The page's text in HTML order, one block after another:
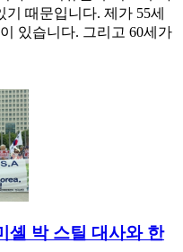
때문입니다. 제가 55세
있습니다. 그리고 60세가
셸 박 스틸 대사와 한